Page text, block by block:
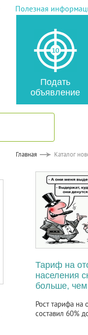
Полезная
Подать
объявление
Главная Каталог
Тариф на
населения
больше,
Рост тарифа на
составил 60%